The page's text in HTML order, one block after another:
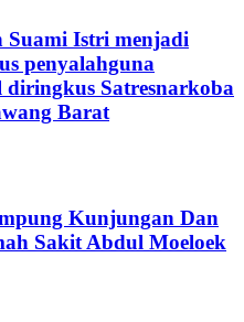
Suami Istri menjadi
penyalahguna
diringkus Satresnarkoba
Barat
Kunjungan Dan
Sakit Abdul Moeloek